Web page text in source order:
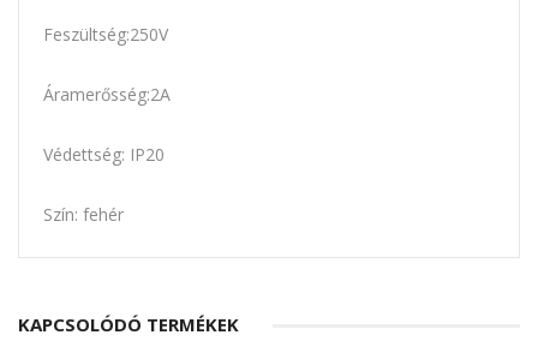
Feszültség:250V
Áramerősség:2A
Védettség: IP20
Szín: fehér
KAPCSOLÓDÓ TERMÉKEK